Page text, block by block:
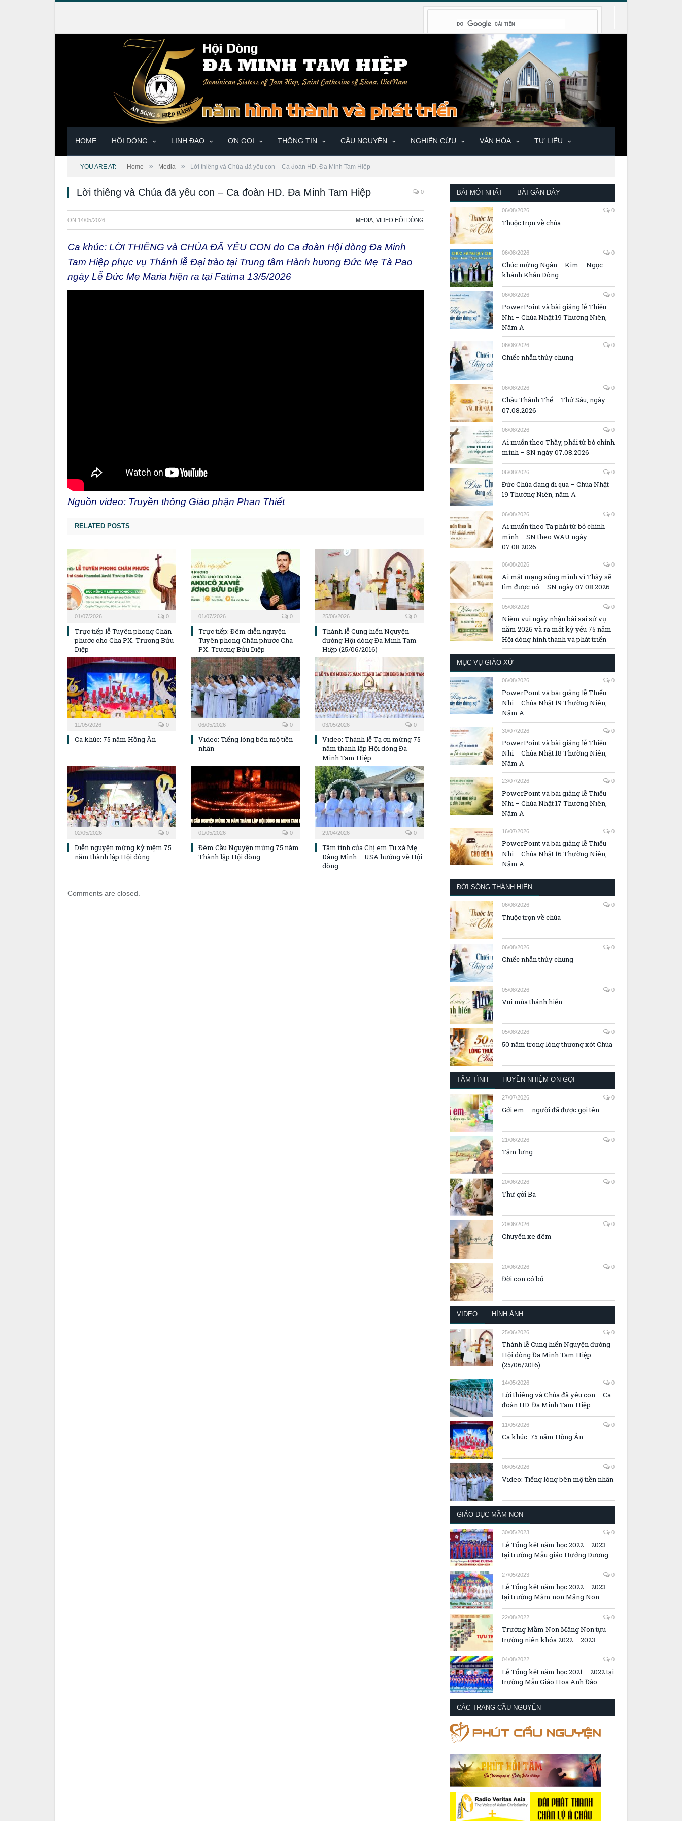
HOME HỘI DÒNG LINH ĐẠO ƠN GỌI THÔNG TIN CẦU NGUYỆN NGHIÊN CỨU VĂN HÓA TƯ LIỆU
YOU ARE AT: Home » Media » Lời thiêng và Chúa đã yêu con – Ca đoàn HD. Đa Minh Tam Hiệp
Lời thiêng và Chúa đã yêu con – Ca đoàn HD. Đa Minh Tam Hiệp 0
ON 14/05/2026 MEDIA VIDEO HỘI DÒNG
Ca khúc: LỜI THIÊNG và CHÚA ĐÃ YÊU CON do Ca đoàn Hội dòng Đa Minh
Tam Hiệp phục vụ Thánh lễ Đại trào tại Trung tâm Hành hương Đức Mẹ Tà Pao
ngày Lễ Đức Mẹ Maria hiện ra tại Fatima 13/5/2026
Nguồn video: Truyền thông Giáo phận Phan Thiết
RELATED POSTS
01/07/2026 0
Trực tiếp lễ Tuyên phong Chân
phước cho Cha PX. Trương Bửu
Diệp
01/07/2026 0
Trực tiếp: Đêm diễn nguyện
Tuyên phong Chân phước Cha
PX. Trương Bửu Diệp
25/06/2026 0
Thánh lễ Cung hiến Nguyện
đường Hội dòng Đa Minh Tam
Hiệp (25/06/2016)
11/05/2026 0
Ca khúc: 75 năm Hồng Ân
06/05/2026 0
Video: Tiếng lòng bên mộ tiền
nhân
03/05/2026 0
Video: Thánh lễ Tạ ơn mừng 75
năm thành lập Hội dòng Đa
Minh Tam Hiệp
02/05/2026 0
Diễn nguyện mừng kỷ niệm 75
năm thành lập Hội dòng
01/05/2026 0
Đêm Cầu Nguyện mừng 75 năm
Thành lập Hội dòng
29/04/2026 0
Tâm tình của Chị em Tu xá Mẹ
Dâng Mình – USA hướng về Hội
dòng
Comments are closed.
BÀI MỚI NHẤT BÀI GẦN ĐÂY
06/08/2026 0
Thuộc trọn về chúa
06/08/2026 0
Chúc mừng Ngân – Kim – Ngọc
khánh Khấn Dòng
06/08/2026 0
PowerPoint và bài giảng lễ Thiếu
Nhi – Chúa Nhật 19 Thường Niên,
Năm A
06/08/2026 0
Chiếc nhẫn thủy chung
06/08/2026 0
Chầu Thánh Thể – Thứ Sáu, ngày
07.08.2026
06/08/2026 0
Ai muốn theo Thầy, phải từ bỏ chính
mình – SN ngày 07.08.2026
06/08/2026 0
Đức Chúa đang đi qua – Chúa Nhật
19 Thường Niên, năm A
06/08/2026 0
Ai muốn theo Ta phải từ bỏ chính
mình – SN theo WAU ngày
07.08.2026
06/08/2026 0
Ai mất mạng sống mình vì Thầy sẽ
tìm được nó – SN ngày 07.08.2026
05/08/2026 0
Niềm vui ngày nhận bài sai sứ vụ
năm 2026 và ra mắt kỷ yếu 75 năm
Hội dòng hình thành và phát triển
MỤC VỤ GIÁO XỨ
06/08/2026 0
PowerPoint và bài giảng lễ Thiếu
Nhi – Chúa Nhật 19 Thường Niên,
Năm A
30/07/2026 0
PowerPoint và bài giảng lễ Thiếu
Nhi – Chúa Nhật 18 Thường Niên,
Năm A
23/07/2026 0
PowerPoint và bài giảng lễ Thiếu
Nhi – Chúa Nhật 17 Thường Niên,
Năm A
16/07/2026 0
PowerPoint và bài giảng lễ Thiếu
Nhi – Chúa Nhật 16 Thường Niên,
Năm A
ĐỜI SỐNG THÁNH HIẾN
06/08/2026 0
Thuộc trọn về chúa
06/08/2026 0
Chiếc nhẫn thủy chung
05/08/2026 0
Vui mùa thánh hiến
05/08/2026 0
50 năm trong lòng thương xót Chúa
TÂM TÌNH HUYỀN NHIỆM ƠN GỌI
27/07/2026 0
Gởi em – người đã được gọi tên
21/06/2026 0
Tấm lưng
20/06/2026 0
Thư gởi Ba
20/06/2026 0
Chuyến xe đêm
20/06/2026 0
Đời con có bố
VIDEO HÌNH ẢNH
25/06/2026 0
Thánh lễ Cung hiến Nguyện đường
Hội dòng Đa Minh Tam Hiệp
(25/06/2016)
14/05/2026 0
Lời thiêng và Chúa đã yêu con – Ca
đoàn HD. Đa Minh Tam Hiệp
11/05/2026 0
Ca khúc: 75 năm Hồng Ân
06/05/2026 0
Video: Tiếng lòng bên mộ tiền nhân
GIÁO DỤC MẦM NON
30/05/2023 0
Lễ Tổng kết năm học 2022 – 2023
tại trường Mẫu giáo Hướng Dương
27/05/2023 0
Lễ Tổng kết năm học 2022 – 2023
tại trường Mầm non Măng Non
22/08/2022 0
Trường Mầm Non Măng Non tựu
trường niên khóa 2022 – 2023
04/08/2022 0
Lễ Tổng kết năm học 2021 – 2022 tại
trường Mẫu Giáo Hoa Anh Đào
CÁC TRANG CẦU NGUYỆN